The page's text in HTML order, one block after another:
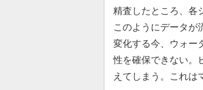
精査したところ、各
このようにデータが
変化する今、ウォー
性を確保できない。
えてしまう。これは